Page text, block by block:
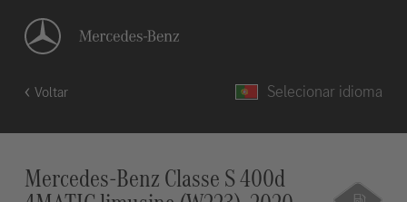
Voltar Selecionar idioma
Mercedes-Benz Classe S 400d